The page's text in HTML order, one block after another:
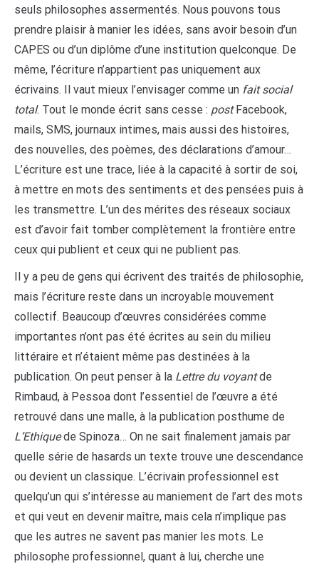
seuls philosophes assermentés. Nous pouvons tous
prendre plaisir à manier les idées, sans avoir besoin d’un
CAPES ou d’un diplôme d’une institution quelconque. De
même, l’écriture n’appartient pas uniquement aux
écrivains. Il vaut mieux l’envisager comme un fait social
total. Tout le monde écrit sans cesse : postFacebook,
mails, SMS, journaux intimes, mais aussi des histoires,
des nouvelles, des poèmes, des déclarations d’amour…
L’écriture est une trace, liée à la capacité à sortir de soi,
à mettre en mots des sentiments et des pensées puis à
les transmettre. L’un des mérites des réseaux sociaux
est d’avoir fait tomber complètement la frontière entre
ceux qui publient et ceux qui ne publient pas.
Il y a peu de gens qui écrivent des traités de philosophie,
mais l’écriture reste dans un incroyable mouvement
collectif. Beaucoup d’œuvres considérées comme
importantes n’ont pas été écrites au sein du milieu
littéraire et n’étaient même pas destinées à la
publication. On peut penser à la Lettre du voyantde
Rimbaud, à Pessoa dont l’essentiel de l’œuvre a été
retrouvé dans une malle, à la publication posthume de
L’Ethiquede Spinoza… On ne sait finalement jamais par
quelle série de hasards un texte trouve une descendance
ou devient un classique. L’écrivain professionnel est
quelqu’un qui s’intéresse au maniement de l’art des mots
et qui veut en devenir maître, mais cela n’implique pas
que les autres ne savent pas manier les mots. Le
philosophe professionnel, quant à lui, cherche une